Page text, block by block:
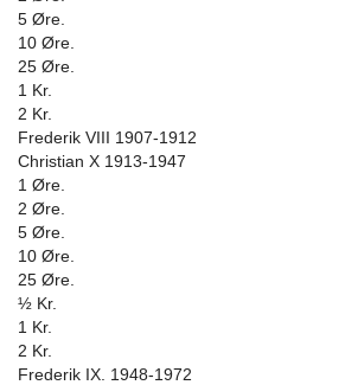
5 Øre.
10 Øre.
25 Øre.
1 Kr.
2 Kr.
Frederik VIII 1907-1912
Christian X 1913-1947
1 Øre.
2 Øre.
5 Øre.
10 Øre.
25 Øre.
½ Kr.
1 Kr.
2 Kr.
Frederik IX. 1948-1972